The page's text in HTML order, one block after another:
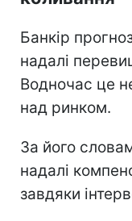
Банкір
надалі
Водночас це
над ринком.
За його
надалі
завдяки